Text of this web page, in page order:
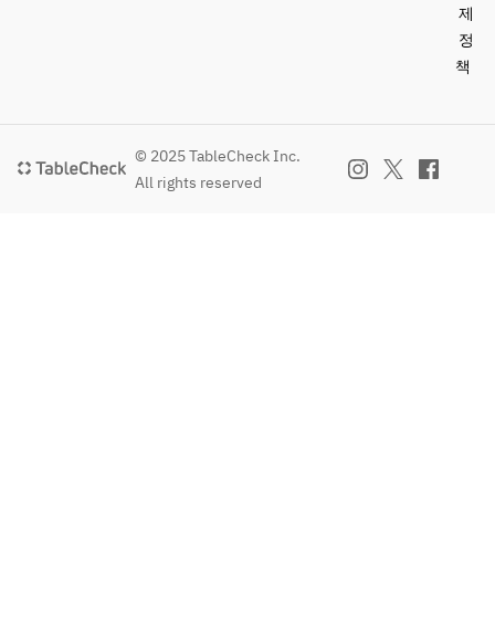
제
정
책
© 2025 TableCheck Inc.
All rights reserved